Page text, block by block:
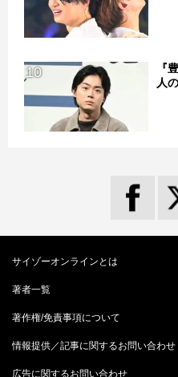
10
『
人
サイゾーオンラインとは
著者一覧
著作権/免責事項について
情報提供／記事に関するお問い合わせ
広告に関するお問い合わせ